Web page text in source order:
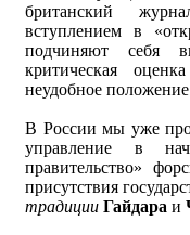
британский
вступлением в
подчиняют себя
критическая
неудобное
В России мы уже
управление в
правительство»
присутствия
традиции Гайдара и